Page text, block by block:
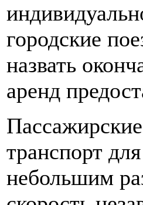
городские
назвать
аренд
транспорт
небольшим